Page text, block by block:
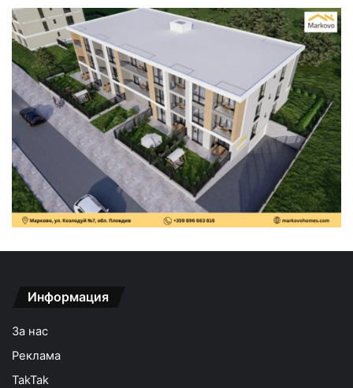
Информация
За нас
Реклама
TakTak